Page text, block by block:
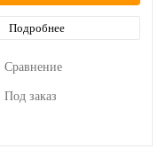
Подробнее
Сравнение
Под заказ